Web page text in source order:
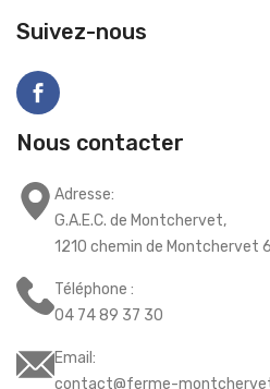
Suivez-nous
Nous contacter
Adresse:
G.A.E.C. de Montchervet,
1210 chemin de Montchervet
Téléphone :
04 74 89 37 30
Email:
contact@ferme-